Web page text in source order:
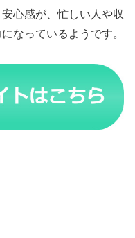
心感が、忙しい人や収
なっているようです。